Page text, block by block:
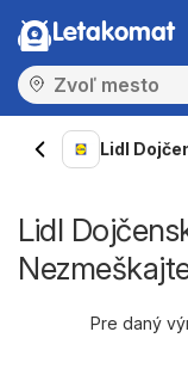
Letakomat
Lidl
Lidl
Pre daný